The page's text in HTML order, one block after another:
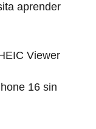
aprender
Viewer
16 sin